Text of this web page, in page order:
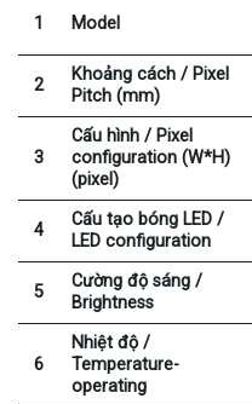
1 Model
2
Khoảng cách / Pixel
Pitch (mm)
3
Cấu hình / Pixel
configuration (W*H)
(pixel)
4
Cấu tạo bóng LED /
LED configuration
5
Cường độ sáng /
Brightness
6
Nhiệt độ /
Temperature-
operating